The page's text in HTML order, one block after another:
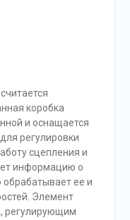
коробка
и оснащается
регулировки
сцепления и
информацию о
ее и
Элемент
регулирующим